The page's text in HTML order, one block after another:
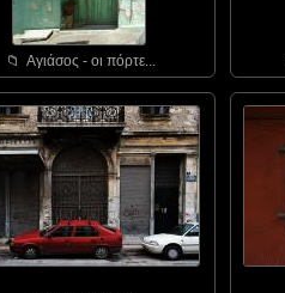
📁︎ Αγιάσος - οι πόρτε...